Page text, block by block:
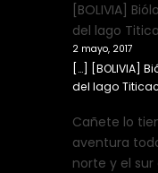
[BOLIVIA]
del lago
2 mayo, 2017
[…] [BOLIVIA]
del lago
Cañete lo
aventura
norte y el